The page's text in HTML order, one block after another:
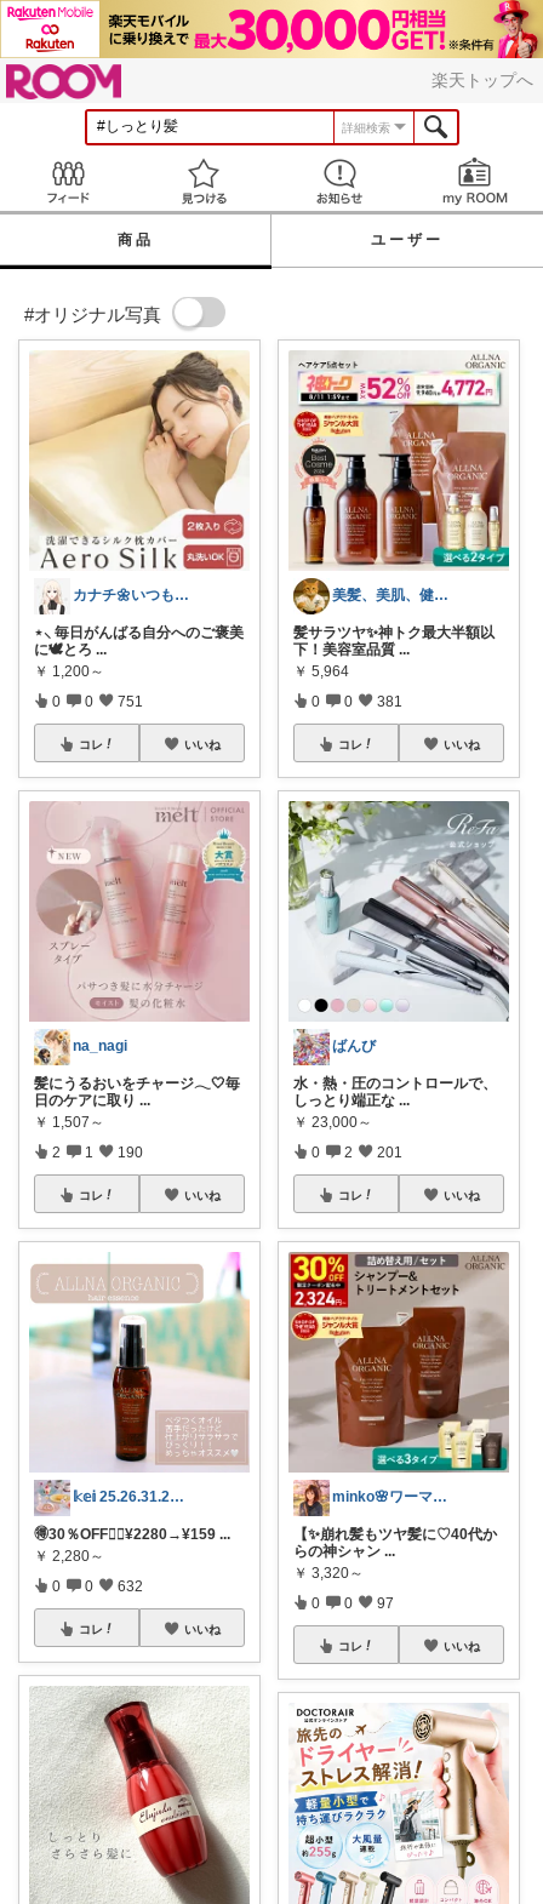
楽天トップへ
詳細検索
見つける お知らせ
商品 ユーザー
#オリジナル写真
カナチ🌼いつもご覧くださり感謝ꕤ
⋆⸜ 毎日がんばる自分へのご褒美
に🕊️とろ ...
￥ 1,200～
0 0 751
コレ いいね
na_nagi
髪にうるおいをチャージ𓂃🤍毎
日のケアに取り ...
￥ 1,507～
2 1 190
コレ いいね
𝕜𝕖𝕚 25.26.31.2日💓
🉐30％OFF❤️‍🔥¥2280→¥159 ...
￥ 2,280～
0 0 632
コレ いいね
美髪、美肌、健康商品お勧めROOM
髪サラツヤ✨神トク最大半額以
下！美容室品質 ...
￥ 5,964
0 0 381
コレ いいね
ばんび
水・熱・圧のコントロールで、
しっとり端正な ...
￥ 23,000～
0 2 201
コレ いいね
minko🌸ワーママのご機嫌ROOM
【✨崩れ髪もツヤ髪に♡40代か
らの神シャン ...
￥ 3,320～
0 0 97
コレ いいね